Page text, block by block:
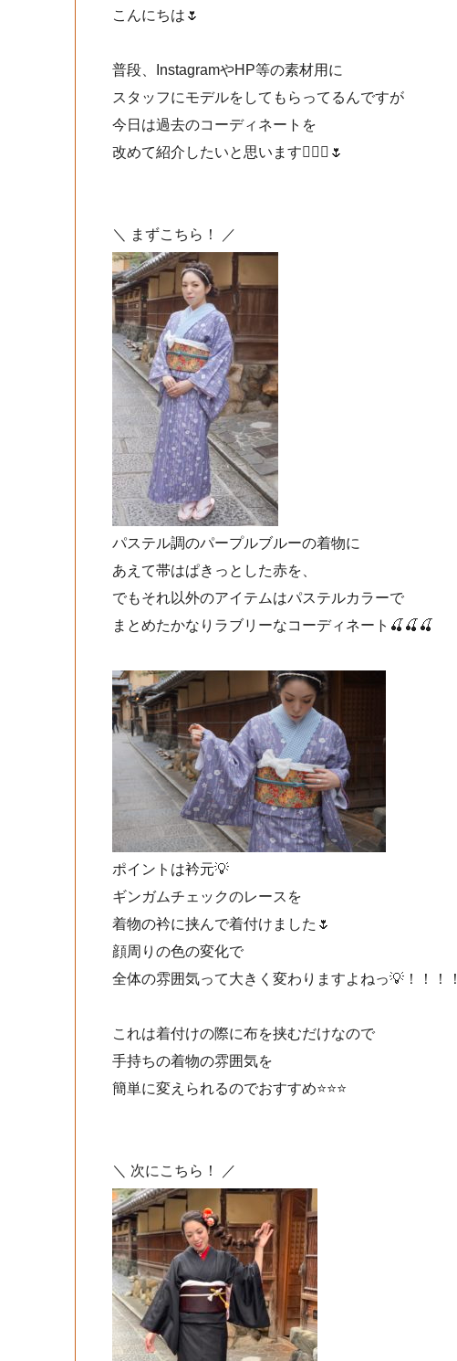
こんにちは🌷
普段、InstagramやHP等の素材用に
スタッフにモデルをしてもらってるんですが
今日は過去のコーディネートを
改めて紹介したいと思います💁🏻‍♀️🌷
＼ まずこちら！ ／
パステル調のパープルブルーの着物に
あえて帯はぱきっとした赤を、
でもそれ以外のアイテムはパステルカラーで
まとめたかなりラブリーなコーディネート🍒🍒🍒
ポイントは衿元💡
ギンガムチェックのレースを
着物の衿に挟んで着付けました🌷
顔周りの色の変化で
全体の雰囲気って大きく変わりますよねっ💡！！！！
これは着付けの際に布を挟むだけなので
手持ちの着物の雰囲気を
簡単に変えられるのでおすすめ⭐️⭐️⭐️
＼ 次にこちら！ ／